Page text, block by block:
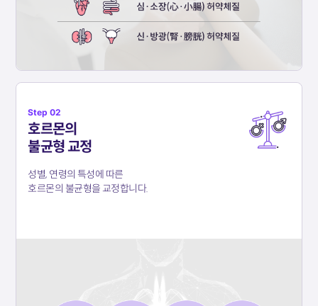
Step 02
호르몬의
불균형 교정
성별, 연령의 특성에 따른
호르몬의 불균형을 교정합니다.